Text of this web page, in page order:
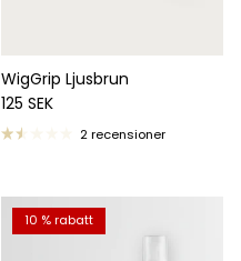
WigGrip Ljusbrun
Ordinarie pris
125 SEK
2 recensioner
10 % rabatt